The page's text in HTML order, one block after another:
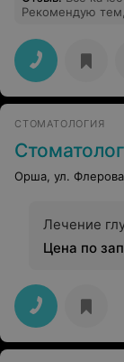
Рекомендую тем,
обслуживания!
СТОМАТОЛОГИЯ
Орша, ул.
Лечение
Цена по